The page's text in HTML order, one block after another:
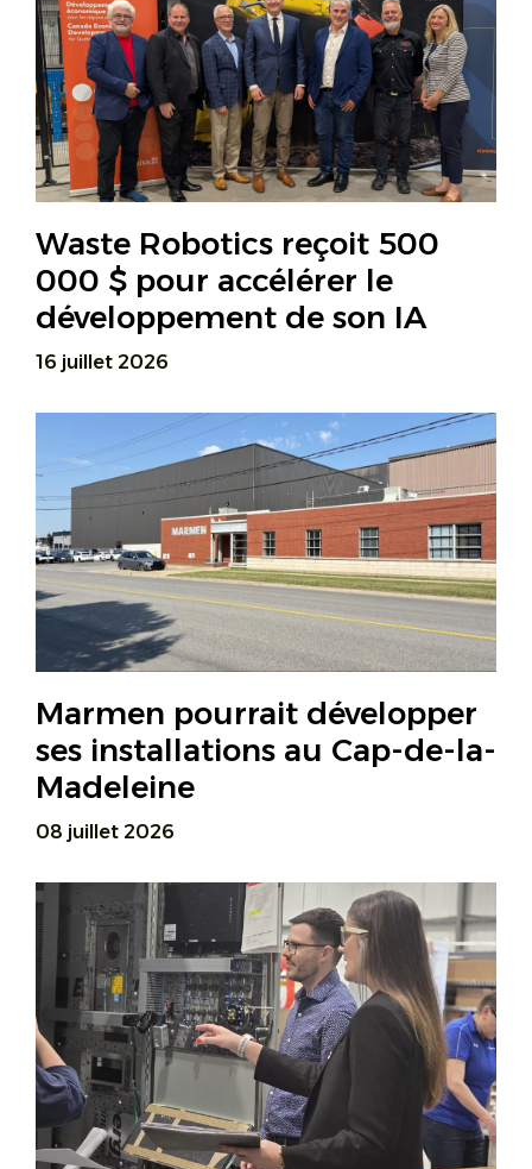
Waste Robotics reçoit 500
000 $ pour accélérer le
développement de son IA
16 juillet 2026
Marmen pourrait développer
ses installations au Cap-de-la-
Madeleine
08 juillet 2026